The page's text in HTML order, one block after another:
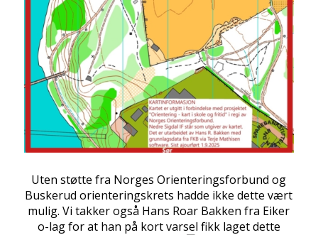
Uten støtte fra Norges Orienteringsforbund og
Buskerud orienteringskrets hadde ikke dette vært
mulig. Vi takker også Hans Roar Bakken fra Eiker
o-lag for at han på kort varsel fikk laget dette